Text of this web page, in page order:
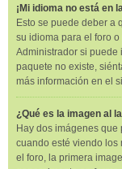
¡Mi idioma no está en
Esto se puede deber a
su idioma para el foro
Administrador si puede
paquete no existe,
más información en el
¿Qué es la imagen al
Hay dos imágenes
cuando esté viendo
el foro, la primera